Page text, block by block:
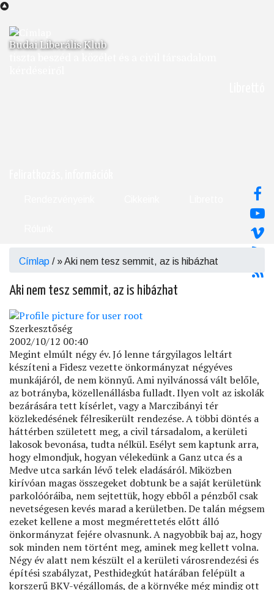
Ugrás
tartalomra
Budai Liberális Klub
Morzsa
Címlap / Aki nem tesz semmit, az is hibázhat
Aki nem tesz semmit, az is hibázhat
Szerkesztőség
2002/10/12 00:40
Megint elmúlt négy év. Jó lenne tárgyilagos leltárt
készíteni a Fidesz vezette önkormányzat négyéves
munkájáról, de nem könnyű. Ami nyilvánossá vált belőle,
az botrányba, közellenállásba fulladt. Ilyen volt az iskolák
bezárására tett kísérlet, vagy a Marczibányi tér
közlekedésének félresikerült rendezése. A többi döntés a
háttérben született meg, a civil társadalom, a kerületi
lakosok bevonása, tudta nélkül. Esélyt sem kaptunk arra,
hogy elmondjuk, hogyan vélekedünk a Ganz utca és a
Medve utca sarkán lévő telek eladásáról. Miközben
kirívóan magas összegeket dobtunk be a saját kerületünk
parkolóóráiba, nem sejtettük, hogy ebből a pénzből csak
nevetségesen kevés marad a kerületben. De talán mégsem
ezeket kellene a most megmérettetés előtt álló
önkormányzat fejére olvasnunk. A nagyobbik baj az, hogy
sok minden nem történt meg, aminek meg kellett volna.
Négy év alatt nem készült el a kerületi városrendezési és
építési szabályzat, Pesthidegkút határában felépült a
korszerű BKV-végállomás, de a környéke még mindig ott